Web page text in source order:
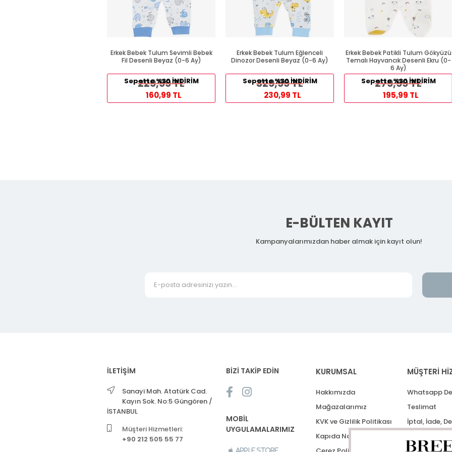
Erkek Bebek Tulum Sevimli Bebek
Fil Desenli Beyaz (0-6 Ay)
229,99 TL
Sepette %30 İNDİRİM
160,99 TL
Erkek Bebek Tulum Eğlenceli
Dinozor Desenli Beyaz (0-6 Ay)
329,99 TL
Sepette %30 İNDİRİM
230,99 TL
Erkek Bebek Patikli Tulum Gökyüzü
Temalı Hayvancık Desenli Ekru (0-
6 Ay)
279,99 TL
Sepette %30 İNDİRİM
195,99 TL
E-BÜLTEN KAYIT
Kampanyalarımızdan haber almak için kayıt olun!
İLETİŞİM
Sanayi Mah. Atatürk Cad.
Kayın Sok. No:5 Güngören /
İSTANBUL
Müşteri Hizmetleri:
+90 212 505 55 77
BİZİ TAKİP EDİN
MOBİL
UYGULAMALARIMIZ
Apple Store
KURUMSAL
Hakkımızda
Mağazalarımız
KVK ve Gizlilik Politikası
Kapıda Nakit Ödeme
MÜŞTERİ
Whatsapp
Teslimat
İptal, İade,